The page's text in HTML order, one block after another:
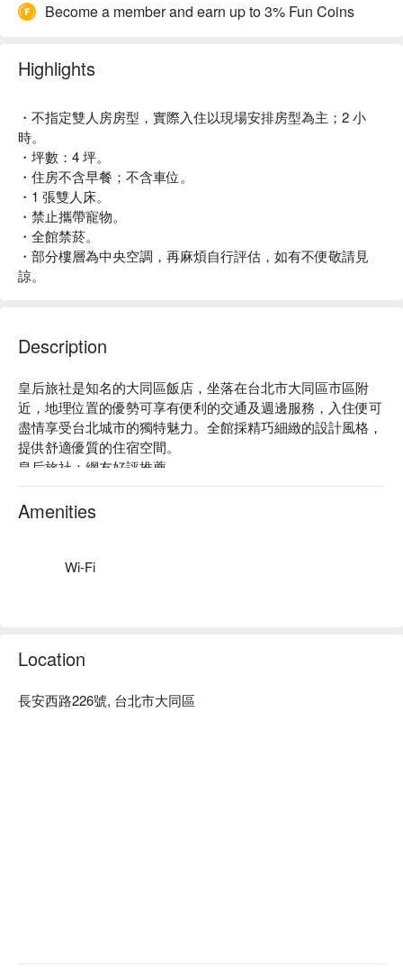
Become a member and earn up to 3% Fun Coins
Highlights
・不指定雙人房房型，實際入住以現場安排房型為主；2 小
時。
・坪數：4 坪。
・住房不含早餐；不含車位。
・1 張雙人床。
・禁止攜帶寵物。
・全館禁菸。
・部分樓層為中央空調，再麻煩自行評估，如有不便敬請見
諒。
Description
皇后旅社是知名的大同區飯店，坐落在台北市大同區市區附
近，地理位置的優勢可享有便利的交通及週邊服務，入住便可
盡情享受台北城市的獨特魅力。全館採精巧細緻的設計風格，
提供舒適優質的住宿空間。
皇后旅社：網友好評推薦
皇后旅社推薦：皇后旅社位於大同區市區附近，迪化街走路幾
分鐘就到。此飯店不僅提供免費無線上網，還有24 小時櫃台
Amenities
Wi-Fi
Location
長安西路226號, 台北市大同區